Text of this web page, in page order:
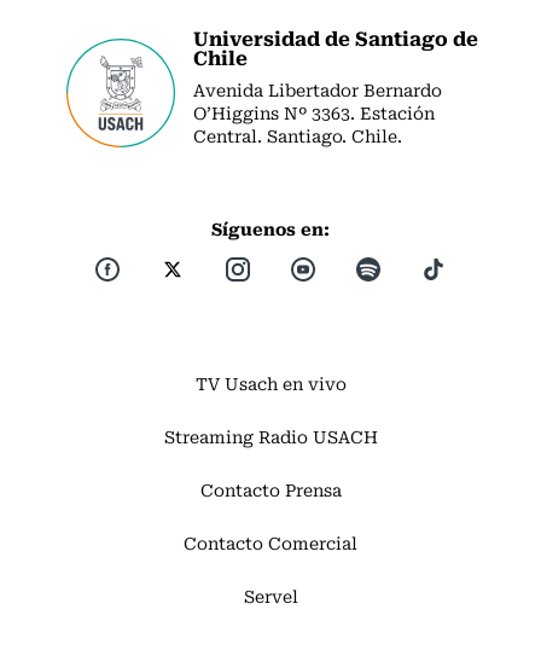
Universidad de Santiago de
Chile
Avenida Libertador Bernardo
O’Higgins Nº 3363. Estación
Central. Santiago. Chile.
Síguenos en:
TV Usach en vivo
Streaming Radio USACH
Contacto Prensa
Contacto Comercial
Servel